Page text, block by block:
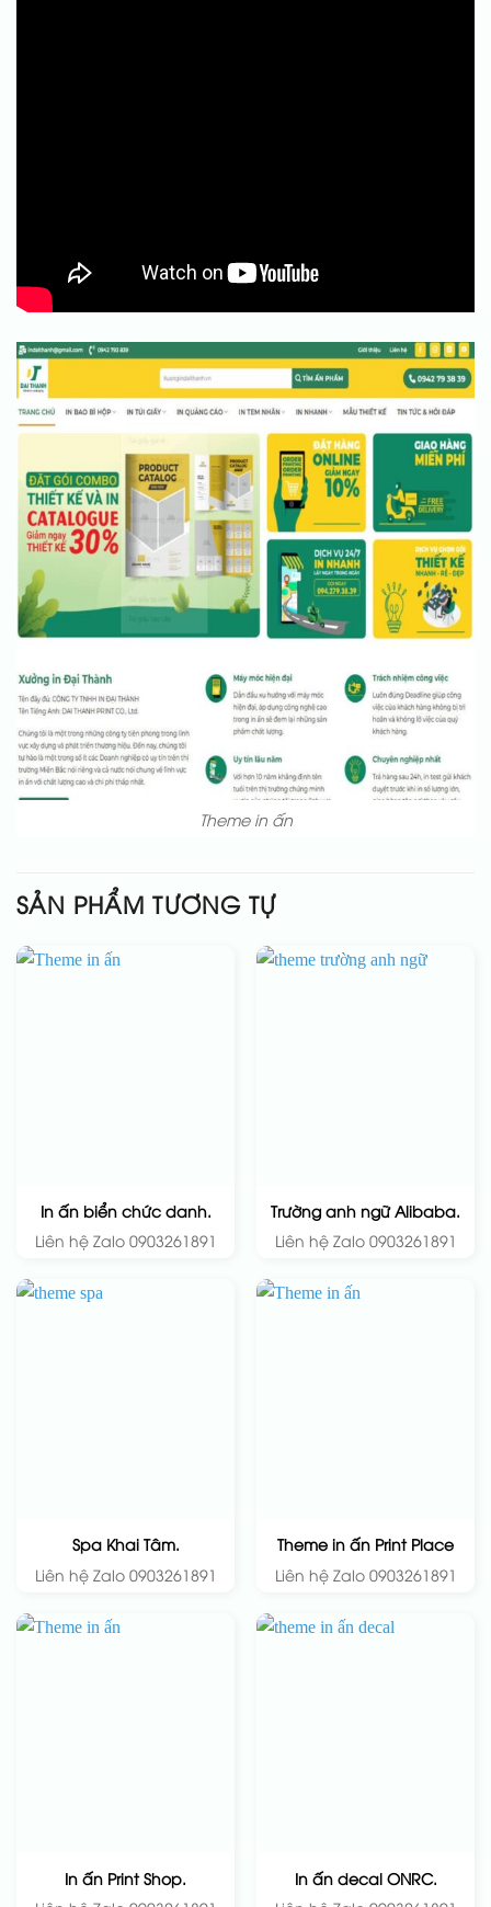
Theme in ấn
SẢN PHẨM TƯƠNG TỰ
In ấn biển chức danh.
Liên hệ Zalo 0903261891
Trường anh ngữ Alibaba.
Liên hệ Zalo 0903261891
Spa Khai Tâm.
Liên hệ Zalo 0903261891
Theme in ấn Print Place
Liên hệ Zalo 0903261891
In ấn Print Shop.
In ấn decal ONRC.